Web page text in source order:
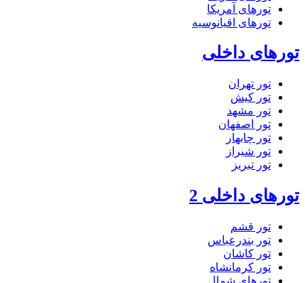
تورهای آمریکا
تورهای اقیانوسیه
تورهای داخلی
تور تهران
تور کیش
تور مشهد
تور اصفهان
تور چابهار
تور شیراز
تور تبریز
تورهای داخلی 2
تور قشم
تور بندرعباس
تور کاشان
تور کرمانشاه